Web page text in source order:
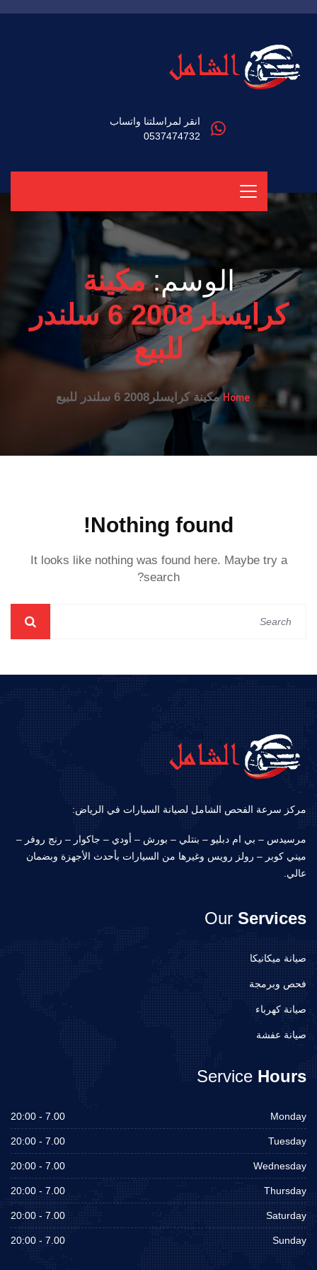
انقر لمراسلتنا واتساب
0537474732
الوسم:مكينة
كرايسلر2008 6 سلندر
للبيع
Homeمكينة كرايسلر2008 6 سلندر للبيع
Nothing found!
It looks like nothing was found here. Maybe try a
search?
مركز سرعة الفحص الشامل لصيانة السيارات في الرياض:
مرسيدس – بي ام دبليو – بنتلي – بورش – أودي – جاكوار – رنج روفر –
ميني كوبر – رولز رويس وغيرها من السيارات بأحدث الأجهزة وبضمان
عالي.
Our Services
صيانة ميكانيكا
فحص وبرمجة
صيانة كهرباء
صيانة عفشة
Service Hours
Monday
7.00 - 20:00
Tuesday
7.00 - 20:00
Wednesday
7.00 - 20:00
Thursday
7.00 - 20:00
Saturday
7.00 - 20:00
Sunday
7.00 - 20:00